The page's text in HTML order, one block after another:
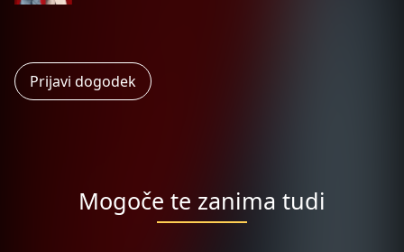
Prijavi dogodek
Mogoče te zanima tudi